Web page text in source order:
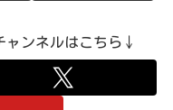
ャンネルはこちら↓